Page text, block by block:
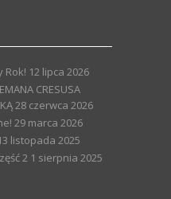
Rok! 12 lipca 2026
CRESUSA
28 czerwca 2026
29 marca 2026
listopada 2025
2 1 sierpnia 2025